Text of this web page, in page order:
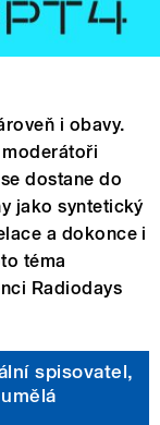
i obavy.
dostane do
jako syntetický
a dokonce i
téma
Radiodays
spisovatel,